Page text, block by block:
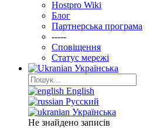
Hostpro Wiki
Блог
Партнерська програма
-----
Сповіщення
Статус мережі
Українська
English
Русский
Українська
Не знайдено записів